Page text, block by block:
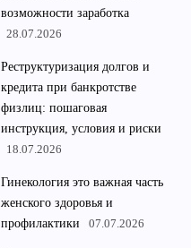
возможности заработка
28.07.2026
Реструктуризация долгов и
кредита при банкротстве
физлиц: пошаговая
инструкция, условия и риски
18.07.2026
Гинекология это важная часть
женского здоровья и
профилактики
07.07.2026